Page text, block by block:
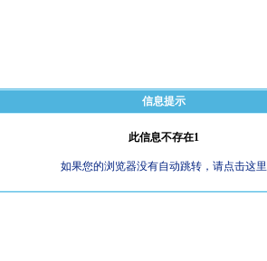
信息提示
此信息不存在1
如果您的浏览器没有自动跳转，请点击这里